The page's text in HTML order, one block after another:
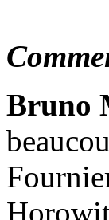
Bruno